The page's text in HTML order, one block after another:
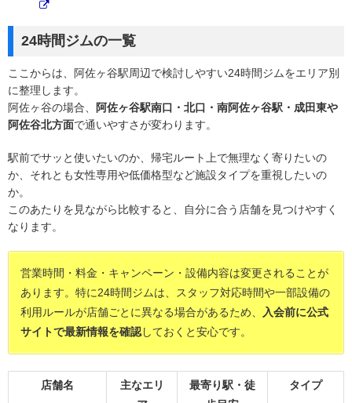
24時間ジムの一覧
ここからは、阿佐ヶ谷駅周辺で検討しやすい24時間ジムをエリア別
に整理します。
阿佐ヶ谷の場合、
阿佐ヶ谷駅南口・北口・南阿佐ヶ谷駅・成田東や
阿佐谷北方面で通いやすさが変わります。
駅前でサッと使いたいのか、帰宅ルート上で無理なく寄りたいの
か、それとも女性専用や低価格型など施設タイプを重視したいの
か。
このあたりを見ながら比較すると、自分に合う店舗を見つけやすく
なります。
営業時間・料金・キャンペーン・設備内容は変更されることが
あります。特に24時間ジムは、スタッフ対応時間や一部設備の
利用ルールが店舗ごとに異なる場合があるため、
入会前に公式
サイトで最新情報を確認しておくと安心です。
店舗名
主なエリ
最寄り駅・徒
タイプ